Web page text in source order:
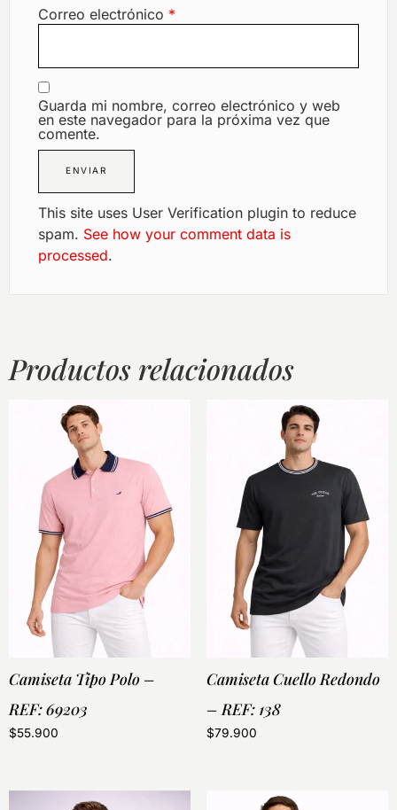
Correo electrónico *
Guarda mi nombre, correo electrónico y web
en este navegador para la próxima vez que
comente.
This site uses User Verification plugin to reduce
spam. See how your comment data is
processed.
Productos relacionados
Camiseta Tipo Polo –
REF: 69203
$55.900
Camiseta Cuello Redondo
– REF: 138
$79.900